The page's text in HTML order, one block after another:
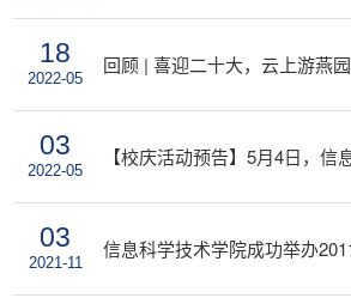
18
2022-05
03
2022-05
03
2021-11